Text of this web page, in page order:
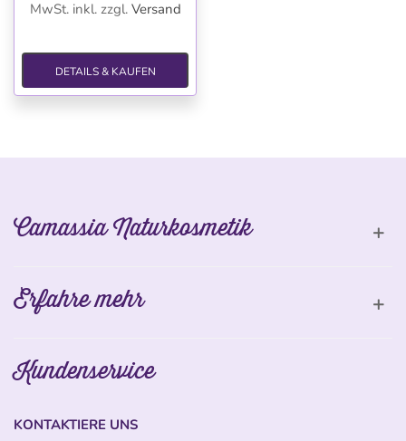
MwSt. inkl. zzgl. Versand
DETAILS & KAUFEN
Camassia Naturkosmetik
Erfahre mehr
Kundenservice
KONTAKTIERE UNS